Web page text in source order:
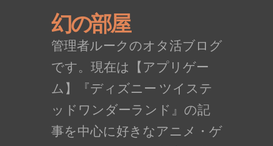
幻の部屋
管理者ルークのオタ活ブログ
です。現在は【アプリゲー
ム】『ディズニー ツイステ
ッドワンダーランド』の記
事を中心に好きなアニメ・ゲ